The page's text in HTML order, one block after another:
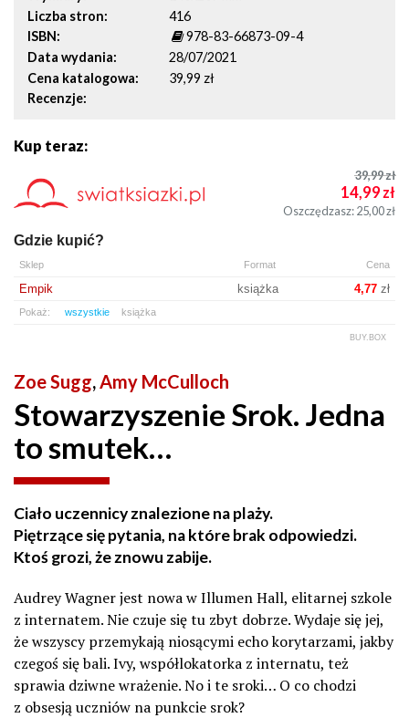
Liczba stron
416
ISBN
978-83-66873-09-4
Data wydania
28/07/2021
Cena katalogowa
39,99 zł
Recenzje
Kup teraz:
39,99zł
14,99zł
Oszczędzasz: 25,00zł
Gdzie kupić?
Sklep Format Cena
Empik książka 4,77zł
Pokaż: wszystkie książka
BUY.BOX
Zoe Sugg, Amy McCulloch
Stowarzyszenie Srok. Jedna
to smutek…
Ciało uczennicy znalezione na plaży.
Piętrzące się pytania, na które brak odpowiedzi.
Ktoś grozi, że znowu zabije.
Audrey Wagner jest nowa w Illumen Hall, elitarnej szkole
z internatem. Nie czuje się tu zbyt dobrze. Wydaje się jej,
że wszyscy przemykają niosącymi echo korytarzami, jakby
czegoś się bali. Ivy, współlokatorka z internatu, też
sprawia dziwne wrażenie. No i te sroki… O co chodzi
z obsesją uczniów na punkcie srok?